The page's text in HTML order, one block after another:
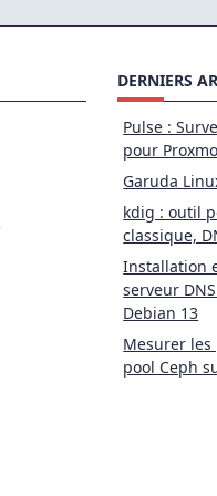
DERNIERS
Pulse :
pour
Garuda
kdig : outil
classique,
Installation
serveur
Debian 13
Mesurer les
pool Ceph